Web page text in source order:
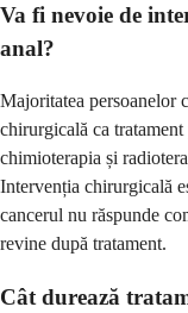
Va fi nevoie de
anal?
Majoritatea persoanelor
chirurgicală ca
chimioterapia și
Intervenția chirurgicală
cancerul nu răspunde
revine după tratament.
Cât durează